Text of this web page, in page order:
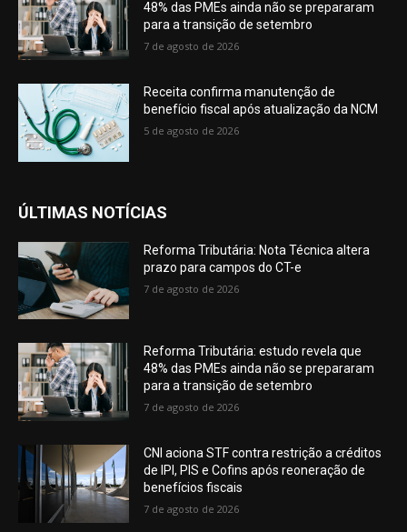
48% das PMEs ainda não se prepararam
para a transição de setembro
7 de agosto de 2026
Receita confirma manutenção de
benefício fiscal após atualização da NCM
5 de agosto de 2026
ÚLTIMAS NOTÍCIAS
Reforma Tributária: Nota Técnica altera
prazo para campos do CT-e
7 de agosto de 2026
Reforma Tributária: estudo revela que
48% das PMEs ainda não se prepararam
para a transição de setembro
7 de agosto de 2026
CNI aciona STF contra restrição a créditos
de IPI, PIS e Cofins após reoneração de
benefícios fiscais
7 de agosto de 2026